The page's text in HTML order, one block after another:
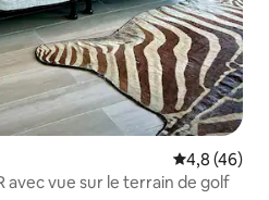
Évaluation
4,8 (46)
avec vue sur le terrain de golf